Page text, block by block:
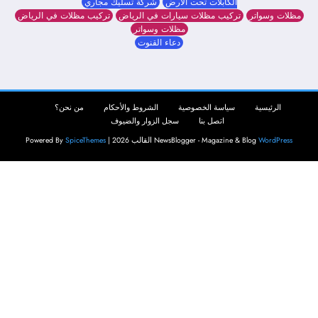
مظلات وسواتر تركيب مظلات سيارات في الرياض تركيب مظلات في الرياض
مظلات وسواتر
دعاء القنوت
الرئيسية سياسة الخصوصية الشروط والأحكام
من نحن؟
اتصل بنا
سجل الزوار والضيوف
NewsBlogger - Magazine & Blog WordPress القالب 2026 | Powered By SpiceThemes